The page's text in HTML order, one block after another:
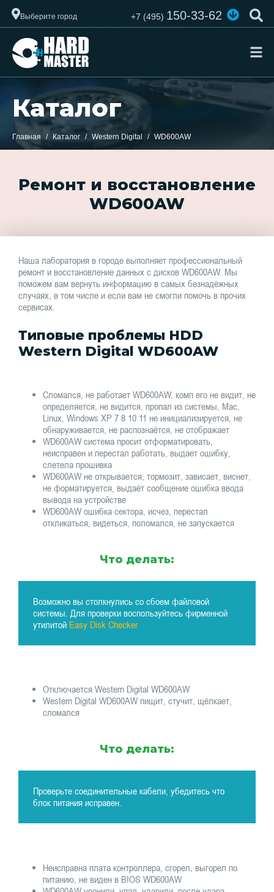
Выберите город +7 (495)150-33-62
Каталог
Главная Каталог Western Digital WD600AW
Ремонт и восстановление
WD600AW
Наша лаборатория в городе выполняет профессиональный
ремонт и восстановление данных с дисков WD600AW. Мы
поможем вам вернуть информацию в самых безнадёжных
случаях, в том числе и если вам не смогли помочь в прочих
сервисах.
Типовые проблемы HDD
Western Digital WD600AW
Сломался, не работает WD600AW, комп его не видит, не
определяется, не видится, пропал из системы, Mac,
Linux, Windows XP 7 8 10 11 не инициализируется, не
обнаруживается, не распознаётся, не отображает
WD600AW система просит отформатировать,
неисправен и перестал работать, выдает ошибку,
слетела прошивка
WD600AW не открывается, тормозит, зависает, виснет,
не форматируется, выдаёт сообщение ошибка ввода
вывода на устройстве
WD600AW ошибка сектора, исчез, перестал
откликаться, видеться, поломался, не запускается
Что делать:
Возможно вы столкнулись со сбоем файловой
системы. Для проверки воспользуйтесь фирменной
утилитой Easy Disk Checker
Отключается Western Digital WD600AW
Western Digital WD600AW пищит, стучит, щёлкает,
сломался
Что делать:
Проверьте соединительные кабели, убедитесь что
блок питания исправен.
Неисправна плата контроллера, сгорел, выгорел по
питанию, не виден в BIOS WD600AW